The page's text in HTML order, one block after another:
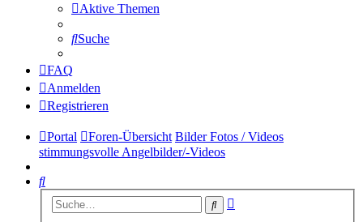
Aktive Themen
Suche
FAQ
Anmelden
Registrieren
Portal Foren-Übersicht BilderFotos / Videos
stimmungsvolle Angelbilder/-Videos
Suche
Suche